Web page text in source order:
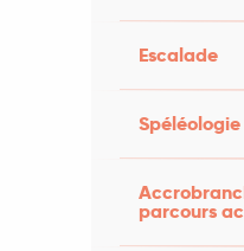
Escalade
Spéléologie
parcours
météo l'impose.